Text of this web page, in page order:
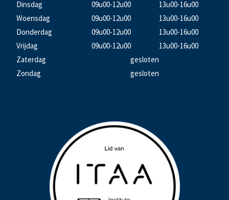
Dinsdag
09u00-12u00
13u00-16u00
Woensdag
09u00-12u00
13u00-16u00
Donderdag
09u00-12u00
13u00-16u00
Vrijdag
09u00-12u00
13u00-16u00
Zaterdag
gesloten
Zondag
gesloten